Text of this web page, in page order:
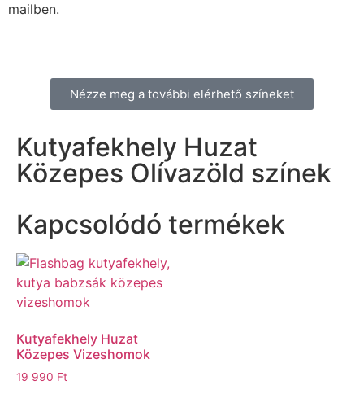
mailben.
Nézze meg a további elérhető színeket
Kutyafekhely Huzat
Közepes Olívazöld színek
Kapcsolódó termékek
Kutyafekhely Huzat
Közepes Vizeshomok
19 990 Ft